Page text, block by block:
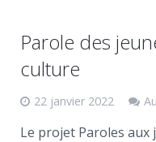
Parole des
culture
22 janvier 2022
Le projet Paroles